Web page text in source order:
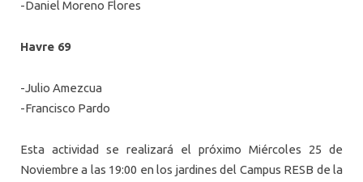
-Daniel Moreno Flores
Havre 69
-Julio Amezcua
-Francisco Pardo
Esta actividad se realizará el próximo Miércoles 25 de
Noviembre a las 19:00 en los jardines del Campus RESB de la